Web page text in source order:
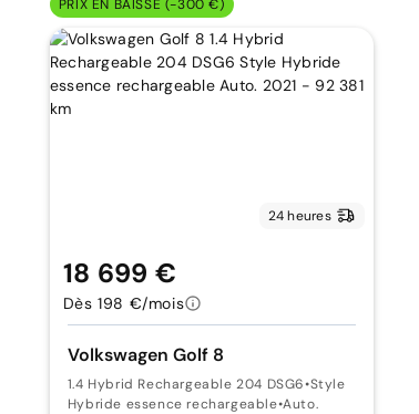
PRIX EN BAISSE (-300 €)
24 heures
Volkswagen Golf 8
1.4 Hybrid Rechargeable 204 DSG6•Style
Hybride essence rechargeable•Auto.
18 699 €
Dès 198 €/mois